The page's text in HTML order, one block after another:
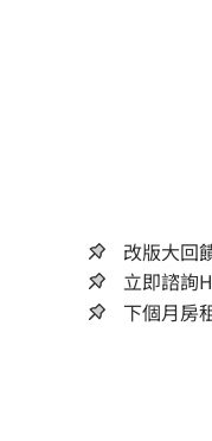
改版大回
立即諮詢
下個月房